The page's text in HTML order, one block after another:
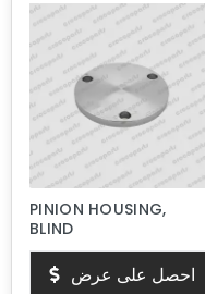
PINION HOUSING,
BLIND
احصل على عرض